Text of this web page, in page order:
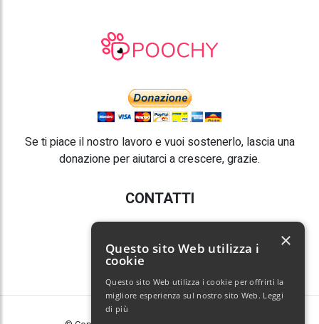
Se ti piace il nostro lavoro e vuoi sostenerlo, lascia una
donazione per aiutarci a crescere, grazie.
CONTATTI
E-mail:info@poochy.it
Questo sito Web utilizza i
cookie
Questo sito Web utilizza i cookie per offrirti la
migliore esperienza sul nostro sito Web. Leggi
di più
×